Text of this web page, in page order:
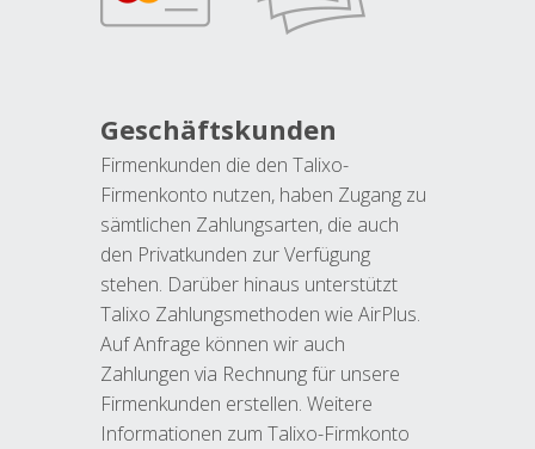
Geschäftskunden
Firmenkunden die den Talixo-
Firmenkonto nutzen, haben Zugang zu
sämtlichen Zahlungsarten, die auch
den Privatkunden zur Verfügung
stehen. Darüber hinaus unterstützt
Talixo Zahlungsmethoden wie AirPlus.
Auf Anfrage können wir auch
Zahlungen via Rechnung für unsere
Firmenkunden erstellen. Weitere
Informationen zum Talixo-Firmkonto